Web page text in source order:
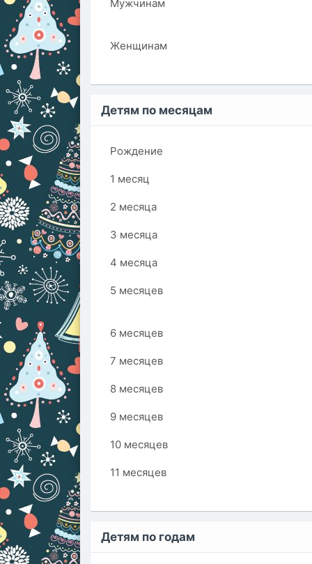
Мужчинам
Женщинам
Детям по месяцам
Рождение
1 месяц
2 месяца
3 месяца
4 месяца
5 месяцев
6 месяцев
7 месяцев
8 месяцев
9 месяцев
10 месяцев
11 месяцев
Детям по годам